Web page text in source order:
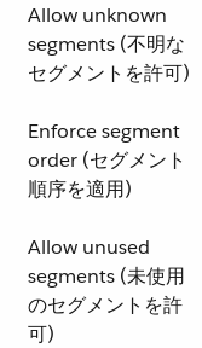
Allow unknown
segments (不明な
セグメントを許可)
Enforce segment
order (セグメント
順序を適用)
Allow unused
segments (未使用
のセグメントを許
可)